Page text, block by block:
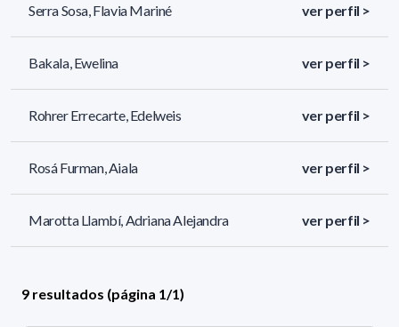
Serra Sosa, Flavia Mariné ver perfil >
Bakala, Ewelina ver perfil >
Rohrer Errecarte, Edelweis ver perfil >
Rosá Furman, Aiala ver perfil >
Marotta Llambí, Adriana Alejandra ver perfil >
9 resultados (página 1/1)